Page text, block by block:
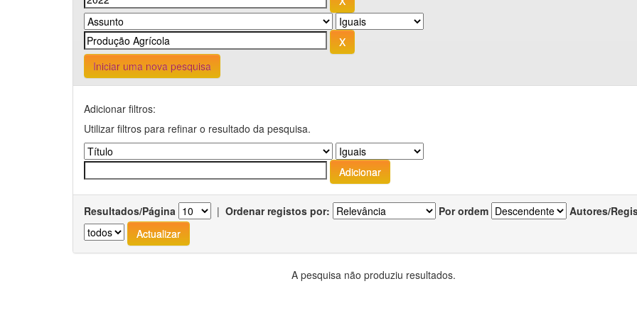
Iniciar uma nova pesquisa
Adicionar filtros:
Utilizar filtros para refinar o resultado da pesquisa.
Resultados/Página | Ordenar registos por: Por ordem Autores/
A pesquisa não produziu resultados.